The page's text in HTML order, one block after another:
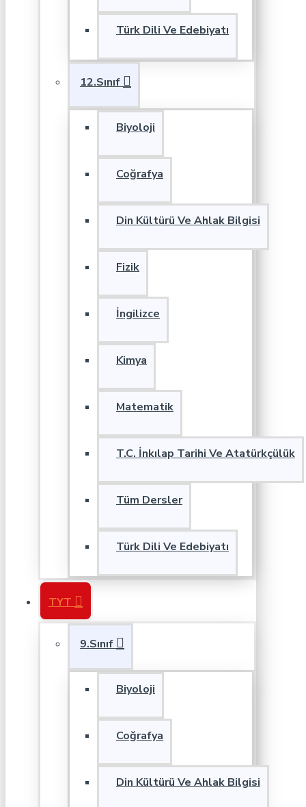
Türk Dili Ve Edebiyatı
12.Sınıf
Biyoloji
Coğrafya
Din Kültürü Ve Ahlak Bilgisi
Fizik
İngilizce
Kimya
Matematik
T.C. İnkılap Tarihi Ve Atatürkçülük
Tüm Dersler
Türk Dili Ve Edebiyatı
TYT
9.Sınıf
Biyoloji
Coğrafya
Din Kültürü Ve Ahlak Bilgisi